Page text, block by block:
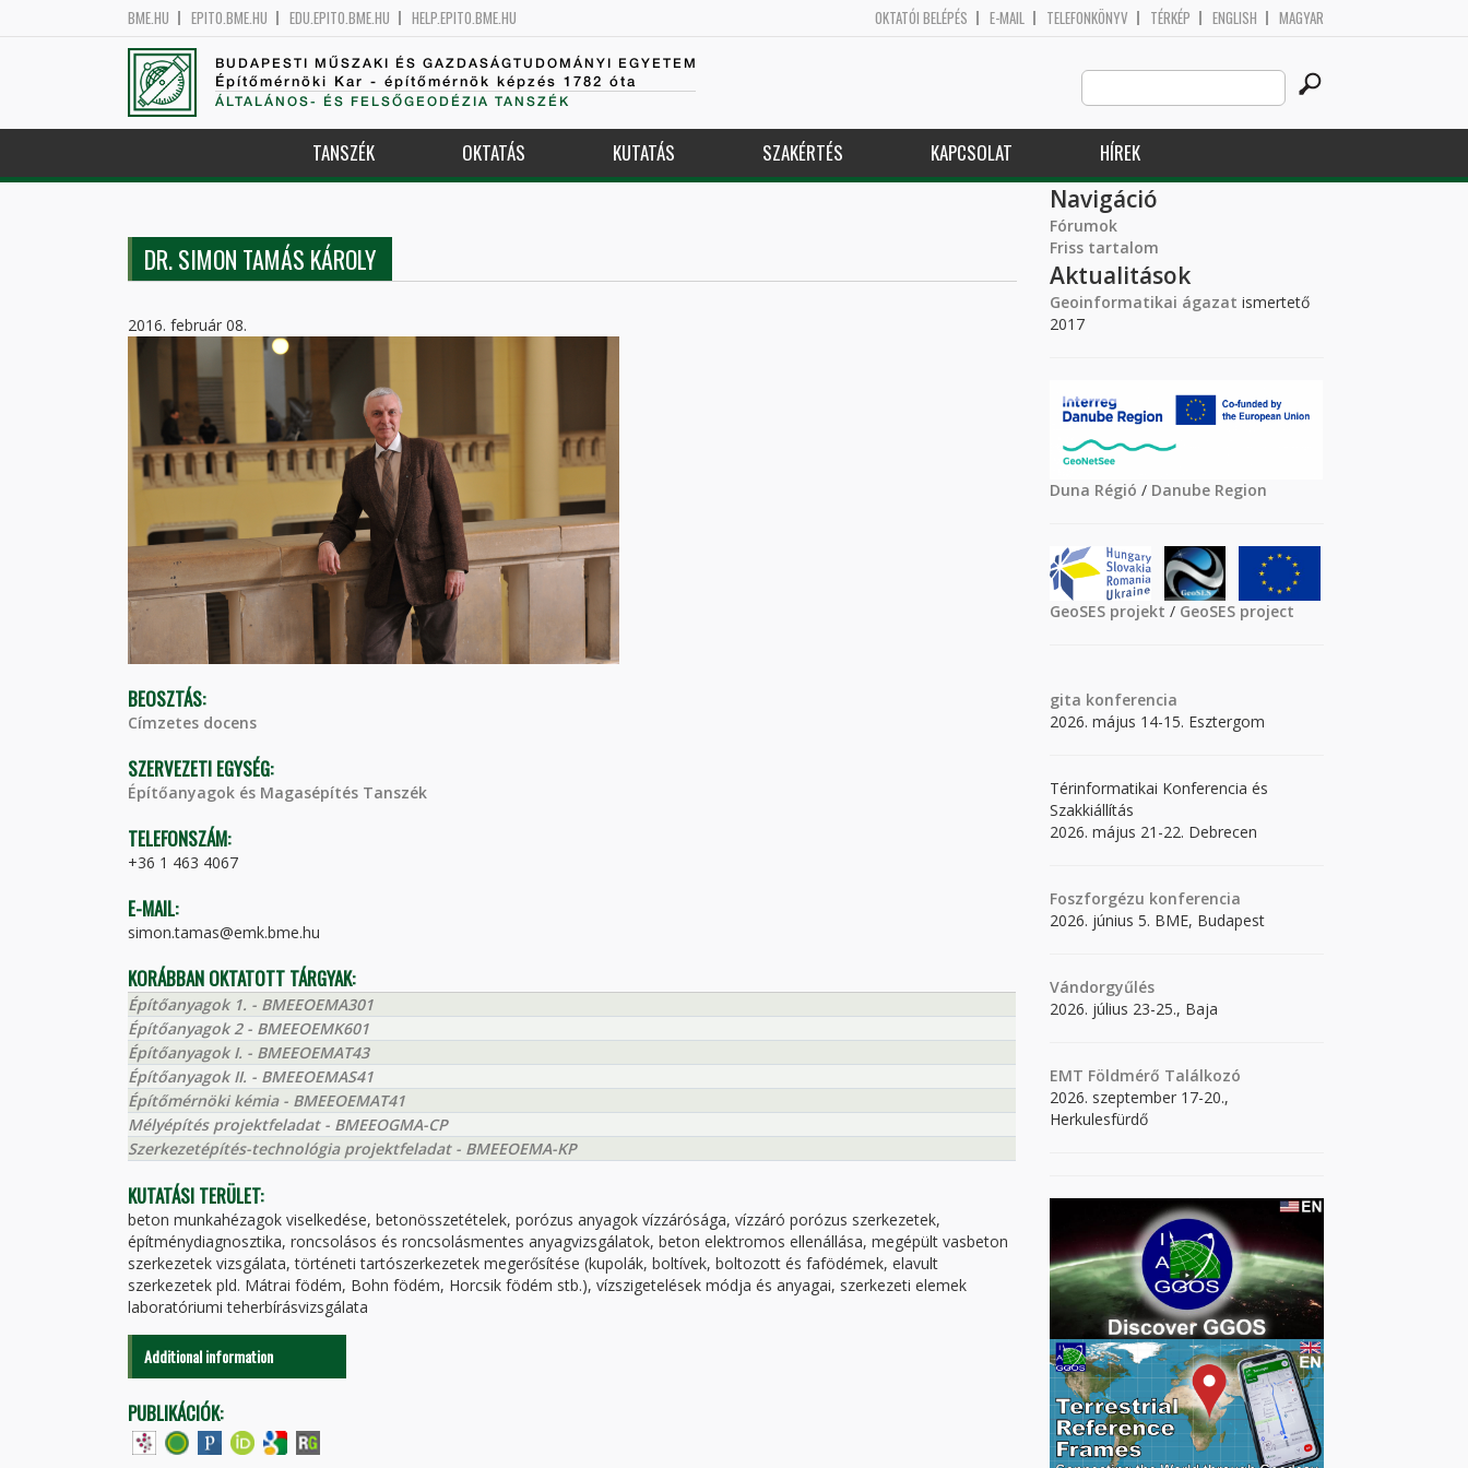
BME.HU EPITO.BME.HU EDU.EPITO.BME.HU HELP.EPITO.BME.HU OKTATÓI BELÉPÉS E-MAIL TELEFONKÖNYV TÉRKÉP ENGLISH MAGYAR
BUDAPESTI MŰSZAKI ÉS GAZDASÁGTUDOMÁNYI EGYETEM
Építőmérnöki Kar - építőmérnök képzés 1782 óta
ÁLTALÁNOS- ÉS FELSŐGEODÉZIA TANSZÉK
Search
this
site
TANSZÉK OKTATÁS KUTATÁS SZAKÉRTÉS KAPCSOLAT HÍREK
DR. SIMON TAMÁS KÁROLY
2016. február 08.
BEOSZTÁS:
Címzetes docens
SZERVEZETI EGYSÉG:
Építőanyagok és Magasépítés Tanszék
TELEFONSZÁM:
+36 1 463 4067
E-MAIL:
simon.tamas@emk.bme.hu
KORÁBBAN OKTATOTT TÁRGYAK:
Építőanyagok 1. - BMEEOEMA301
Építőanyagok 2 - BMEEOEMK601
Építőanyagok I. - BMEEOEMAT43
Építőanyagok II. - BMEEOEMAS41
Építőmérnöki kémia - BMEEOEMAT41
Mélyépítés projektfeladat - BMEEOGMA-CP
Szerkezetépítés-technológia projektfeladat - BMEEOEMA-KP
KUTATÁSI TERÜLET:
beton munkahézagok viselkedése, betonösszetételek, porózus anyagok vízzárósága, vízzáró porózus szerkezetek,
építménydiagnosztika, roncsolásos és roncsolásmentes anyagvizsgálatok, beton elektromos ellenállása, megépült vasbeton
szerkezetek vizsgálata, történeti tartószerkezetek megerősítése (kupolák, boltívek, boltozott és fafödémek, elavult
szerkezetek pld. Mátrai födém, Bohn födém, Horcsik födém stb.), vízszigetelések módja és anyagai, szerkezeti elemek
laboratóriumi teherbírásvizsgálata
Additional information
PUBLIKÁCIÓK:
Navigáció
Fórumok
Friss tartalom
Aktualitások
Geoinformatikai ágazat ismertető
2017
Duna Régió / Danube Region
GeoSES projekt / GeoSES project
gita konferencia
2026. május 14-15. Esztergom
Térinformatikai Konferencia és
Szakkiállítás
2026. május 21-22. Debrecen
Foszforgézu konferencia
2026. június 5. BME, Budapest
Vándorgyűlés
2026. július 23-25., Baja
EMT Földmérő Találkozó
2026. szeptember 17-20.,
Herkulesfürdő